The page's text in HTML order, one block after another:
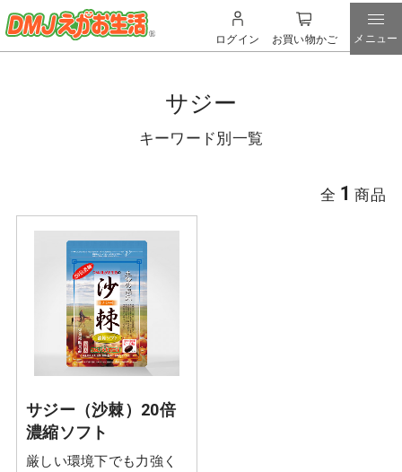
ログイン お買い物かご メニュー
サジー
キーワード別一覧
全 1 商品
サジー（沙棘）20倍
濃縮ソフト
厳しい環境下でも力強く